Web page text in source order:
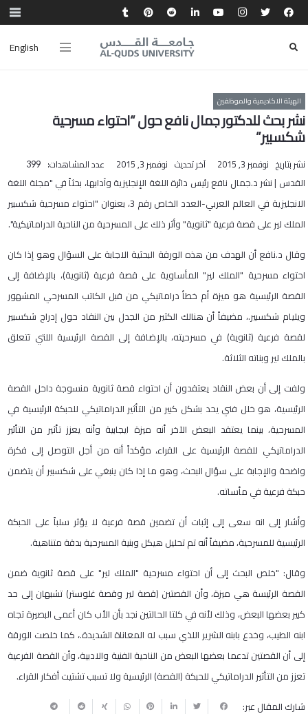
English
الهيئة الاكاديمية والموظفين
نشر بحث للدكتور جمال نافع حول “احتواء مسرحية
شكسبير”
نشر بتاريخ نوفمبر 3, 2015 آخر تحديث نوفمبر 3, 2015 عدد المشاهدات: 399
القدس | نشر د.جمال نافع رئيس دائرة اللغة الإنجليزية وآدابها، بحثاً في "مجلة اللغة
الانجليزية في العالم العربي-العدد الخاص رقم 3، بعنوان "احتواء مسرحية شكسبير
الملك لير على قصة فرعية "ثانوية" وأثر ذلك على المسرحية من الناحية الدراماتيكية".
وقال د.نافع أن الهدف من هذه الورقة البحثية الاجابة على السؤال وهو إذا كان
احتواء مسرحية "الملك لير" المأساوية على قصة فرعية (ثانوية)، بالإضافة إلى
القصة الرئيسية هو ميزة أم خطأ دراماتيكي من قبل الكاتب المسرحي المشهور
ويليام شكسبير.، مضيفاً أن هنالك الكثير من الجدل بين النقاد حول إدراج شكسبير
لقصة فرعية (ثانوية) في مسرحيته، بالإضافة إلى القصة الرئيسية اللتي تتعلق
بالملك لير وبناته الثلاثة.
ولفت إلى أن بعض النقاد يعتقدون أن احتواء قصة ثانوية منسوجة داخل القصة
الرئيسية، هو خلل فني يحد بشكل كبير من التأثير الدراماتيكي للحبكة الرئيسية في
المسرحية، بينما يعتقد البعض الآخر أنه ميزة ايجابية وأنه يعزز تأثير من التأئير
الدراماتيكي للقصة الرئيسية على القراء، مؤكداً أنه من أجل التوصل إلى فكرة
واضحة والإجابة على سؤال البحث، وهو ما إذا كان ينبغي على شكسبير أن يتضمن
حبكة فرعية في مأساته.
وأشار إلى انه سعى إلى إثبات أن تضمين قصة فرعية لا يؤثر سلباً على الحبكة
الرئيسية للمسرحية، مضيفاً أنه تم تحليل هيكل وبنية المسرحية بدقة متناهية.
وقال: "خلص البحث إلى أن احتواء مسرحية "الملك لير" على قصة ثانوية ضمن
القصة الرئيسة هي ميزة، وأن القصتين (قصة لير وقصة غلوستر) تشبهان إلى حد
كبير بعضها البعض، وذلك لأنه في كلتا الحالتين نجد بأن الأب كان أعمى البصيرة تجاه
ابنه الطيب، وخدع بابنه الشرير اللذي سبب له المعاناة الشديدة.، كما خلصت الورقة
إلى أن القصتين تدعما بعضها البعض من الناحية الفنية والادبية، وأن القصة الفرعية
تعزز من التأثير الدراماتيكي للحبكة (القصة) الرئيسية ولا تسبب تشتيت أفكار القراء.
شارك المقال عبر: